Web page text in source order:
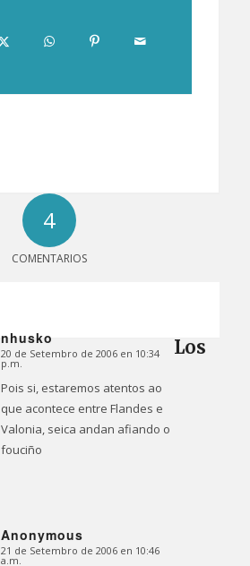
4
COMENTARIOS
nhusko
Dice:
20 de Setembro de 2006 en 10:34
p.m.
Pois si, estaremos atentos ao
que acontece entre Flandes e
Valonia, seica andan afiando o
fouciño
Anonymous
Dice:
21 de Setembro de 2006 en 10:46
a.m.
Los